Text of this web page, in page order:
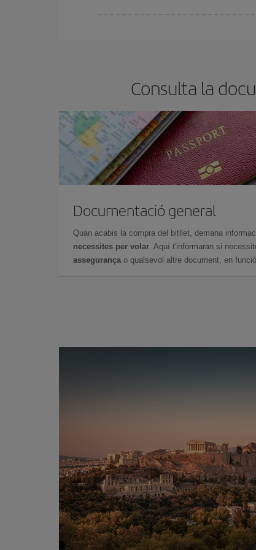
Consulta la
Documentació general
Quan acabis la compra del bitllet, demana
necessites per volar. Aquí t'informaran si
assegurança o qualsevol altre document, en